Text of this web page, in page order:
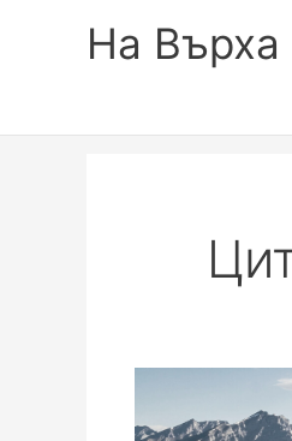
На Върха